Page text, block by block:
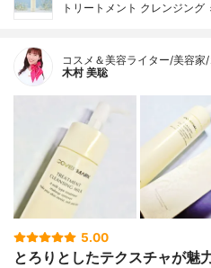
トリートメント クレンジング
コスメ＆美容ライター/美容家
木村 美聡
5.00
とろりとしたテクスチャが魅